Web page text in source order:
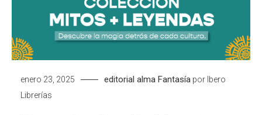
enero 23, 2025 editorial alma Fantasía por Ibero
Librerías